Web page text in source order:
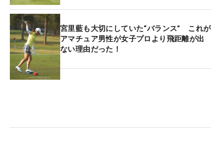
宮里藍も大切にしていた“バランス” これが
アマチュア男性が女子プロより飛距離が出
ない理由だった！